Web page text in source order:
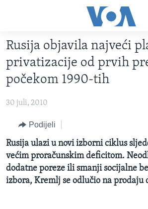
glavni
sadržaj
Pređi
na
glavnu
navigaciju
pretragu
TV PROGRAM
VIDEO
FOTOGRAFIJE DANA
VIJESTI
SJEDINJENE AMERIČKE DRŽAVE
BOSNA I HERCEGOVINA
SVIJET
NAUKA I TEHNOLOGIJA
SPECIJALNI PROJEKTI
KORUPCIJA
SLOBODA MEDIJA
Rusija objavila najveći
privatizacije od prvih
počekom 1990-tih
30 juli, 2010
Podijeli
Rusija ulazi u novi izborni ciklus
većim proračunskim deficitom.
dodatne poreze ili smanji socijalne
izbora, Kremlj se odlučio na prodaju